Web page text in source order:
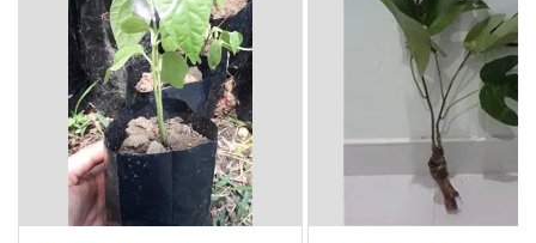
ข้างต้น